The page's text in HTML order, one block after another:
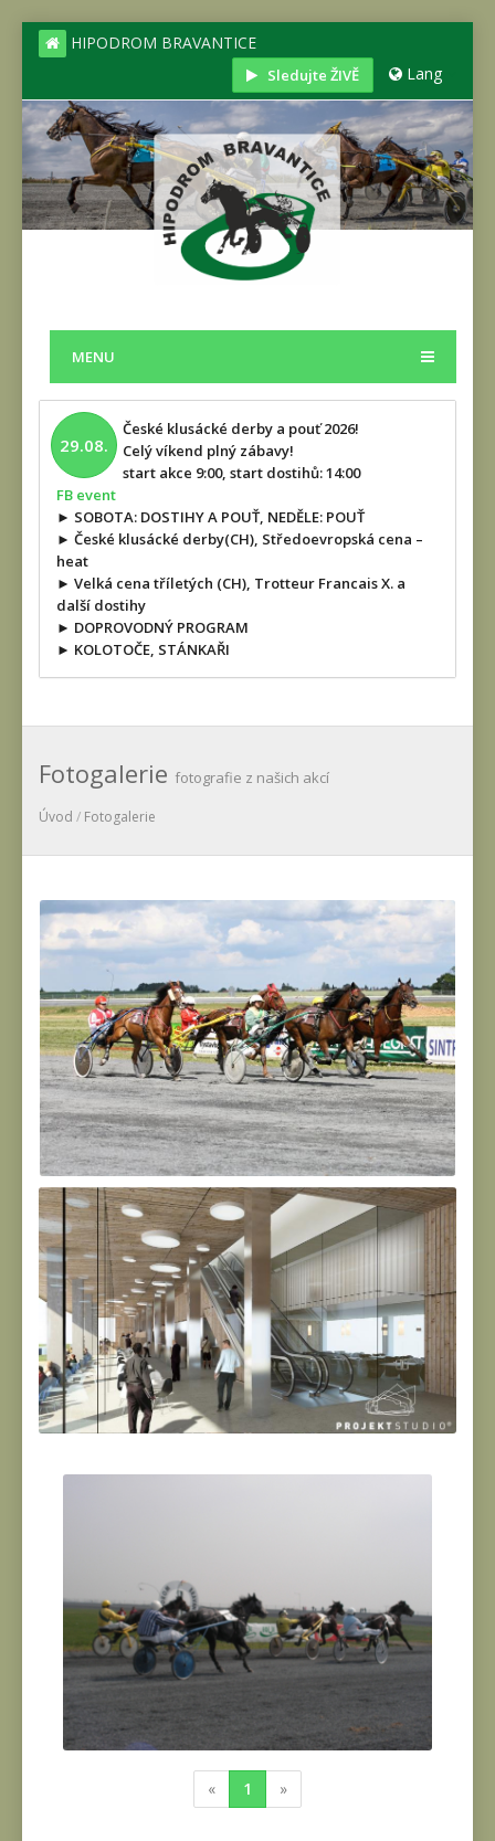
HIPODROM BRAVANTICE
Sledujte ŽIVĚ Lang
MENU
29.08.
České klusácké derby a pouť 2026!
Celý víkend plný zábavy!
start akce 9:00, start dostihů: 14:00
FB event
► SOBOTA: DOSTIHY A POUŤ, NEDĚLE: POUŤ
► České klusácké derby(CH), Středoevropská cena –
heat
► Velká cena tříletých (CH), Trotteur Francais X. a
další dostihy
► DOPROVODNÝ PROGRAM
► KOLOTOČE, STÁNKAŘI
Fotogalerie fotografie z našich akcí
Úvod / Fotogalerie
« 1 »